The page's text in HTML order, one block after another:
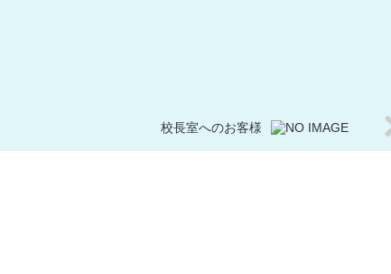
校長室へのお客様